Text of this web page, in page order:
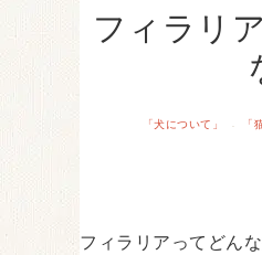
フィラリ
「犬について」 · 「
フィラリアってどん